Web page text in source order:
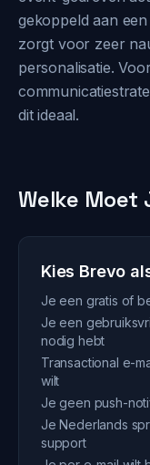
gekoppeld aan
zorgt voor zeer
personalisatie.
dit ideaal.
Welke Moet
Kies Brevo
Je een gratis of
Je een
nodig hebt
Transactional e-
wilt
Je geen push-
Je Nederlands
support